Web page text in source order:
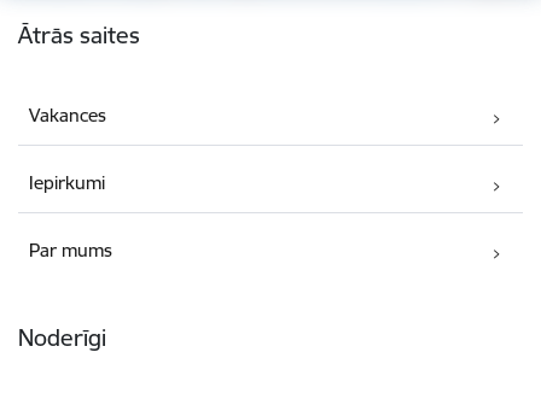
Ātrās saites
Vakances
Iepirkumi
Par mums
Noderīgi